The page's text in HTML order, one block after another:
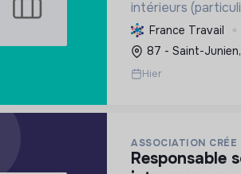
intérieurs
confort et
à la plâtrerie, aux
menuiserie
France Travail
87 - Saint-
Hier
ASSOCIATION
responsable solution orientation